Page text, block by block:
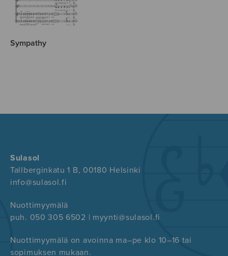
Sympathy
Sulasol
Tallberginkatu 1 B, 00180 Helsinki
info@sulasol.fi
Nuottimyymälä
puh. 050 305 6502 | myynti@sulasol.fi
Nuottimyymälä on avoinna ma–pe klo 10–16 tai
sopimuksen mukaan.